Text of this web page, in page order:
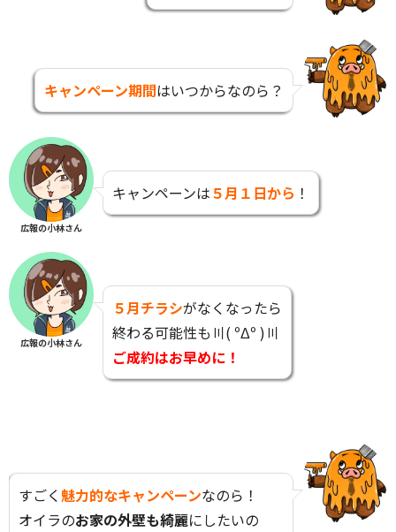
キャンペーン期間はいつからなのら？
広報の小林さん
キャンペーンは５月１日から ！
広報の小林さん
５月チラシがなくなったら
終わる可能性も〣( ºΔº )〣
ご成約はお早めに！
すごく魅力的なキャンペーンなのら！
オイラのお家の外壁も綺麗にしたいの